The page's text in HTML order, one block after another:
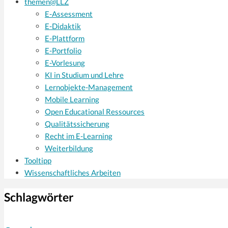
E-Assessment
E-Didaktik
E-Plattform
E-Portfolio
E-Vorlesung
KI in Studium und Lehre
Lernobjekte-Management
Mobile Learning
Open Educational Ressources
Qualitätssicherung
Recht im E-Learning
Weiterbildung
Tooltipp
Wissenschaftliches Arbeiten
Schlagwörter